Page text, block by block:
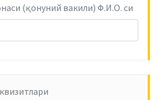
(қонуний вакили) Ф.И.О. си